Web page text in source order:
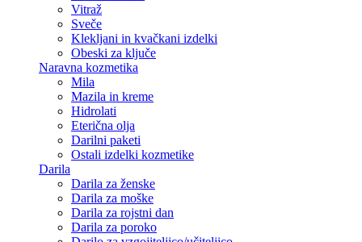
Vitraž
Sveče
Klekljani in kvačkani izdelki
Obeski za ključe
Naravna kozmetika
Mila
Mazila in kreme
Hidrolati
Eterična olja
Darilni paketi
Ostali izdelki kozmetike
Darila
Darila za ženske
Darila za moške
Darila za rojstni dan
Darila za poroko